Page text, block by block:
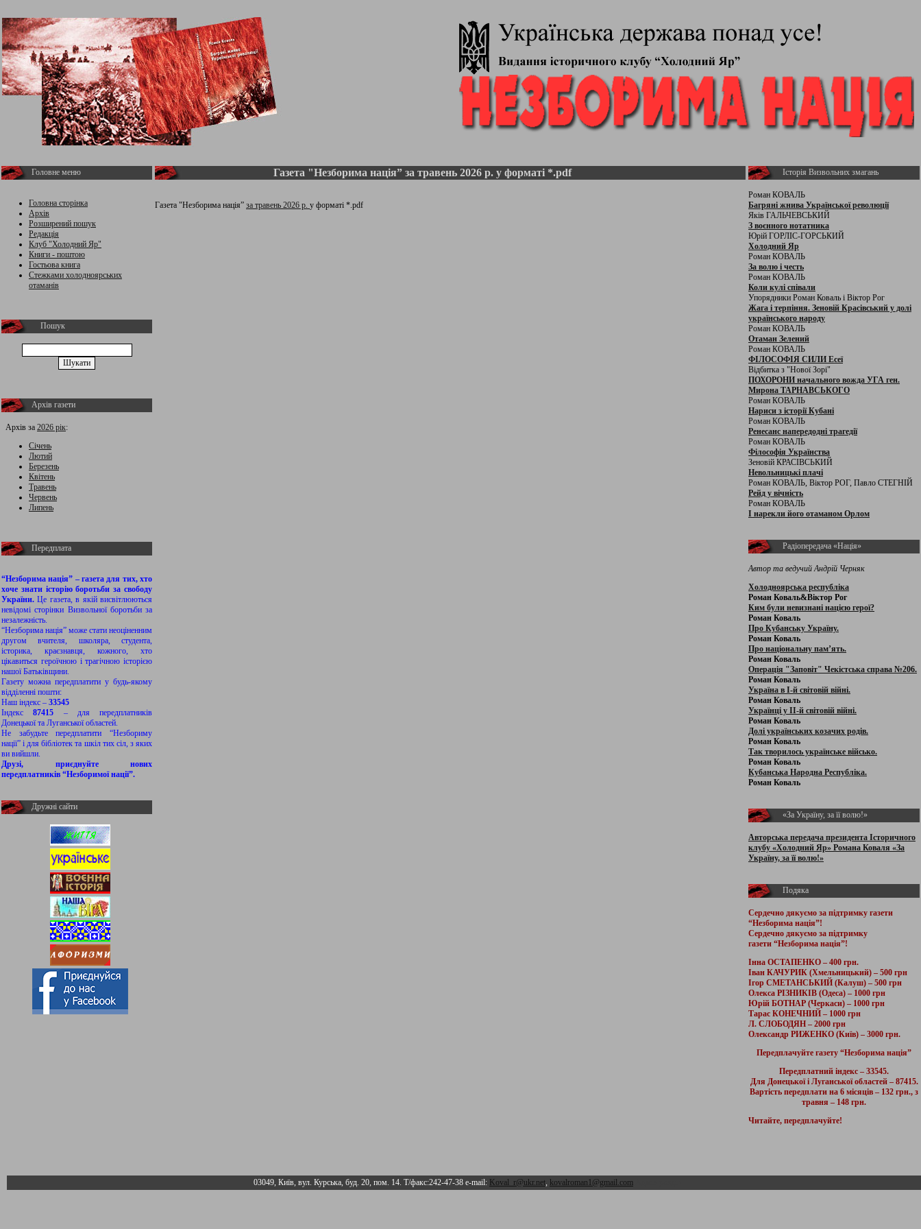
Головне меню
Головна сторінка
Архів
Розширений пошук
Редакція
Клуб "Холодний Яр"
Книги - поштою
Гостьова книга
Стежками холодноярських
отаманів
Пошук
Архів газети
Архів за 2026 рік:
Січень
Лютий
Березень
Квітень
Травень
Червень
Липень
Передплата
“Незборима нація” – газета для тих, хто
хоче знати історію боротьби за свободу
України.Це газета, в якій висвітлюються
невідомі сторінки Визвольної боротьби за
незалежність.
“Незборима нація” може стати неоціненним
другом вчителя, школяра, студента,
історика, краєзнавця, кожного, хто
цікавиться героїчною і трагічною історією
нашої Батьківщини.
Газету можна передплатити у будь-якому
відділенні пошти:
Наш індекс – 33545
Індекс87415 – для передплатників
Донецької та Луганської областей.
Не забудьте передплатити “Незбориму
нації” і для бібліотек та шкіл тих сіл, з яких
ви вийшли.
Друзі, приєднуйте нових
передплатників “Незборимої нації”.
Дружні сайти
Газета "Незборима нація” за травень 2026 р. у форматі *.pdf
Газета "Незборима нація” за травень 2026 р. у форматі *.pdf
Історія Визвольних змагань
Роман КОВАЛЬ
Багряні жнива Української революції
Яків ГАЛЬЧЕВСЬКИЙ
З воєнного нотатника
Юрій ГОРЛІС-ГОРСЬКИЙ
Холодний Яр
Роман КОВАЛЬ
За волю і честь
Роман КОВАЛЬ
Коли кулі співали
Упорядники Роман Коваль і Віктор Рог
Жага і терпіння. Зеновій Красівський у долі
українського народу
Роман КОВАЛЬ
Отаман Зелений
Роман КОВАЛЬ
ФІЛОСОФІЯ СИЛИ Есеї
Відбитка з "Нової Зорі"
ПОХОРОНИ начального вожда УГА ген.
Мирона ТАРНАВСЬКОГО
Роман КОВАЛЬ
Нариси з історії Кубані
Роман КОВАЛЬ
Ренесанс напередодні трагедії
Роман КОВАЛЬ
Філософія Українства
Зеновій КРАСІВСЬКИЙ
Невольницькі плачі
Роман КОВАЛЬ, Віктор РОГ, Павло СТЕГНІЙ
Рейд у вічність
Роман КОВАЛЬ
І нарекли його отаманом Орлом
Радіопередача «Нація»
Автор та ведучий Андрій Черняк
Холодноярська республіка
Роман Коваль&Віктор Рог
Ким були невизнані нацією герої?
Роман Коваль
Про Кубанську Україну.
Роман Коваль
Про національну пам’ять.
Роман Коваль
Операція "Заповіт" Чекістська справа №206.
Роман Коваль
Україна в І-й світовій війні.
Роман Коваль
Українці у ІІ-й світовій війні.
Роман Коваль
Долі українських козачих родів.
Роман Коваль
Так творилось українське військо.
Роман Коваль
Кубанська Народна Республіка.
Роман Коваль
«За Україну, за її волю!»
Авторська передача президента Історичного
клубу «Холодний Яр» Романа Коваля «За
Україну, за її волю!»
Подяка
Сердечно дякуємо за підтримку газети
“Незборима нація”!
Сердечно дякуємо за підтримку
газети “Незборима нація”!
Інна ОСТАПЕНКО – 400 грн.
Іван КАЧУРИК (Хмельницький) – 500 грн
Ігор СМЕТАНСЬКИЙ (Калуш) – 500 грн
Олекса РІЗНИКІВ (Одеса) – 1000 грн
Юрій БОТНАР (Черкаси) – 1000 грн
Тарас КОНЕЧНИЙ – 1000 грн
Л. СЛОБОДЯН – 2000 грн
Олександр РИЖЕНКО (Київ) – 3000 грн.
Передплачуйте газету “Незборима нація”
Передплатний індекс – 33545.
Для Донецької і Луганської областей – 87415.
Вартість передплати на 6 місяців – 132 грн., з
травня – 148 грн.
Читайте, передплачуйте!
03049, Київ, вул. Курська, буд. 20, пом. 14. Т/факс:242-47-38 e-mail: Koval_r@ukr.net, kovalroman1@gmail.com